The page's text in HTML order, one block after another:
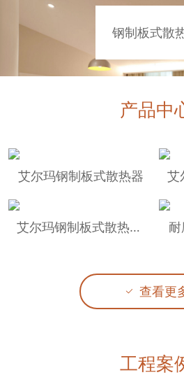
钢制板式散
产品中
艾尔玛钢制板式散热器
艾尔玛钢制板式散热器细节
 查看更
工程案